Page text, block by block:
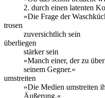
2. durch einen latenten
»Die Frage der
trosen
zuversichtlich sein
überliegen
stärker sein
»Manch einer, der zu
seinem Gegner.«
umstreiten
»Die Medien umstreiten
Äußerung.«